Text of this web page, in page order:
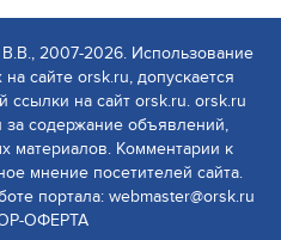
2007-2026. Использование
сайте orsk.ru, допускается
ссылки на сайт orsk.ru. orsk.ru
за содержание объявлений,
материалов. Комментарии к
мнение посетителей сайта.
портала: webmaster@orsk.ru
ОФЕРТА